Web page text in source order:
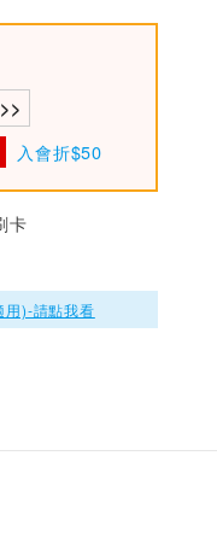
入會折$50
卡
用)-請點我看